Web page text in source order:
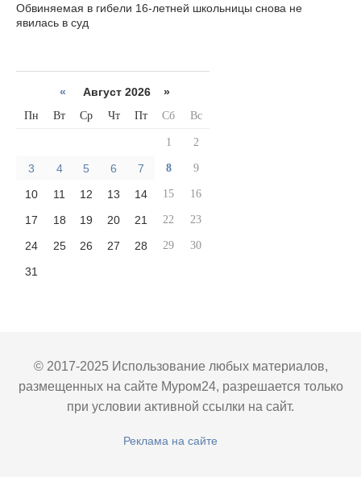
Обвиняемая в гибели 16-летней школьницы снова не
явилась в суд
« Август 2026 »
Пн Вт Ср Чт Пт Сб Вс
1 2
3 4 5 6 7 8 9
10 11 12 13 14 15 16
17 18 19 20 21 22 23
24 25 26 27 28 29 30
31
© 2017-2025 Использование любых материалов,
размещенных на сайте Муром24, разрешается только
при условии активной ссылки на сайт.
Реклама на сайте